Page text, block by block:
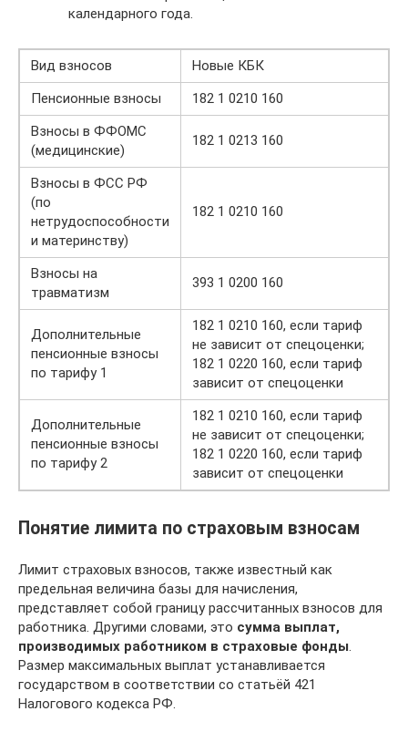
календарного года.
Вид взносов
Новые КБК
Пенсионные взносы
182 1 0210 160
Взносы в ФФОМС
(медицинские)
182 1 0213 160
Взносы в ФСС РФ
(по
нетрудоспособности
и материнству)
182 1 0210 160
Взносы на
травматизм
393 1 0200 160
Дополнительные
пенсионные взносы
по тарифу 1
182 1 0210 160, если тариф
не зависит от спецоценки;
182 1 0220 160, если тариф
зависит от спецоценки
Дополнительные
пенсионные взносы
по тарифу 2
182 1 0210 160, если тариф
не зависит от спецоценки;
182 1 0220 160, если тариф
зависит от спецоценки
Понятие лимита по страховым взносам
Лимит страховых взносов, также известный как
предельная величина базы для начисления,
представляет собой границу рассчитанных взносов для
работника. Другими словами, это сумма выплат,
производимых работником в страховые фонды
Размер максимальных выплат устанавливается
государством в соответствии со статьёй 421
Налогового кодекса РФ.